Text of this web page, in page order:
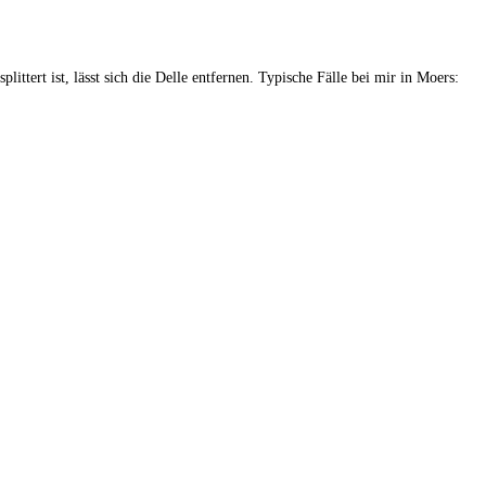
ist, lässt sich die Delle entfernen. Typische Fälle bei mir in Moers: